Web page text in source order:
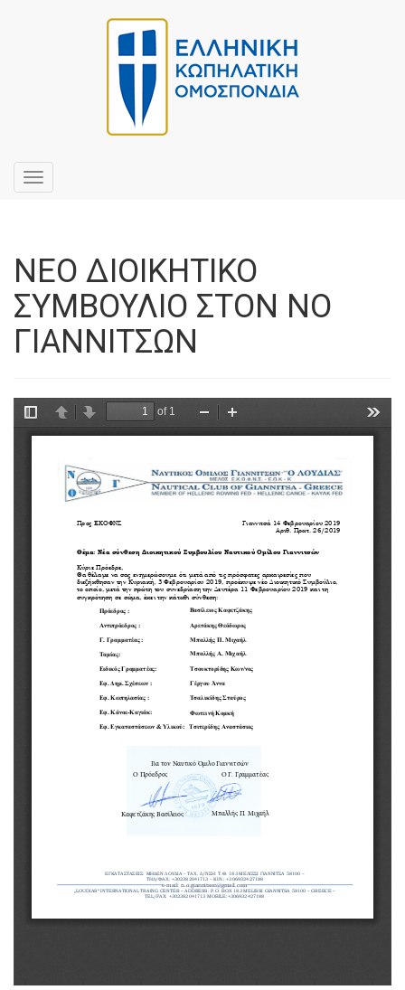
Toggle
navigation
ΝΕΟ ΔΙΟΙΚΗΤΙΚΟ
ΣΥΜΒΟΥΛΙΟ ΣΤΟΝ ΝΟ
ΓΙΑΝΝΙΤΣΩΝ